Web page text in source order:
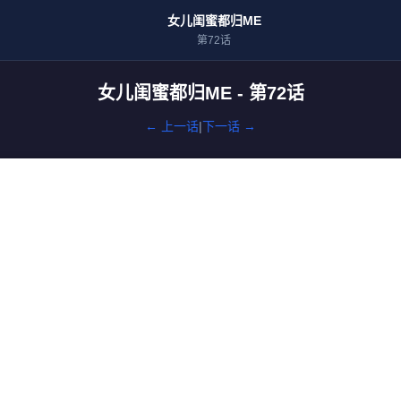
女儿闺蜜都归ME
第72话
女儿闺蜜都归ME - 第72话
← 上一话|下一话 →